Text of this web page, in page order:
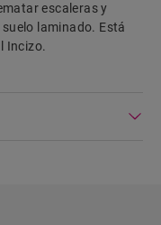
escaleras y
laminado. Está
Incizo.